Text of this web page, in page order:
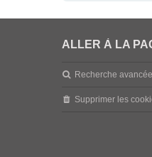
ALLER À LA
Recherche avancée
Supprimer les